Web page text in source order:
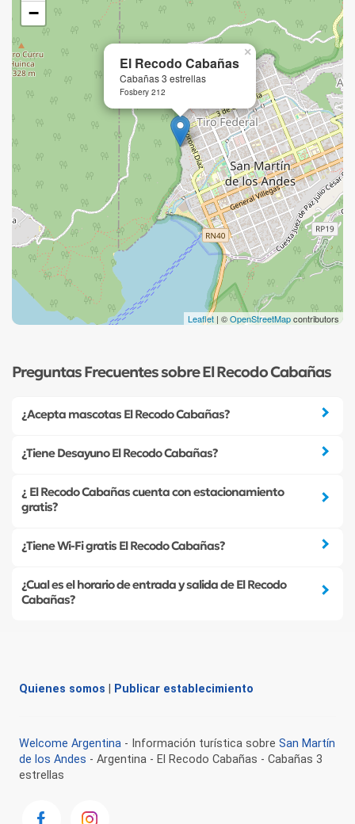
El Recodo Cabañas
Cabañas 3 estrellas
Fosbery 212
×
−
Leaflet | ©OpenStreetMapcontributors
Preguntas Frecuentes sobre El Recodo Cabañas
¿Acepta mascotas El Recodo Cabañas?
¿Tiene Desayuno El Recodo Cabañas?
¿ El Recodo Cabañas cuenta con estacionamiento
gratis?
¿Tiene Wi-Fi gratis El Recodo Cabañas?
¿Cual es el horario de entrada y salida de El Recodo
Cabañas?
Quienes somos Publicar establecimiento
Welcome Argentina - Información turística sobre San Martín
de los Andes - Argentina - El Recodo Cabañas - Cabañas 3
estrellas